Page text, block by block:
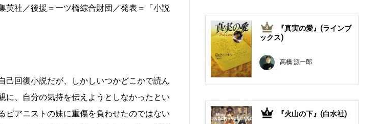
英社／後援＝一ツ橋綜合財団／発表＝「小説
己回復小説だが、しかしいつかどこかで読ん
に、自分の気持を伝えようとしなかったとい
ピアニストの妹に重傷を負わせたのではない
3
『真実の愛』(ラインブ
ックス)
高橋 源一郎
4 『火山の下』(白水社)